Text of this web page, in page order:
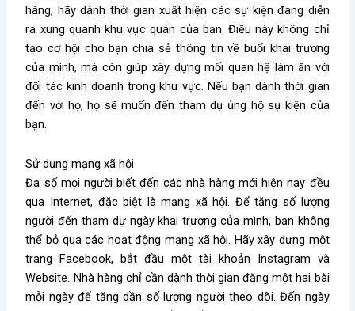
hàng, hãy dành thời gian xuất hiện các sự kiện đang diễn
ra xung quanh khu vực quán của bạn. Điều này không chỉ
tạo cơ hội cho bạn chia sẻ thông tin về buổi khai trương
của mình, mà còn giúp xây dựng mối quan hệ làm ăn với
đối tác kinh doanh trong khu vực. Nếu bạn dành thời gian
đến với họ, họ sẽ muốn đến tham dự ủng hộ sự kiện của
bạn.
Sử dụng mạng xã hội
Đa số mọi người biết đến các nhà hàng mới hiện nay đều
qua Internet, đặc biệt là mạng xã hội. Để tăng số lượng
người đến tham dự ngày khai trương của mình, bạn không
thể bỏ qua các hoạt động mạng xã hội. Hãy xây dựng một
trang Facebook, bắt đầu một tài khoản Instagram và
Website. Nhà hàng chỉ cần dành thời gian đăng một hai bài
mỗi ngày để tăng dần số lượng người theo dõi. Đến ngày